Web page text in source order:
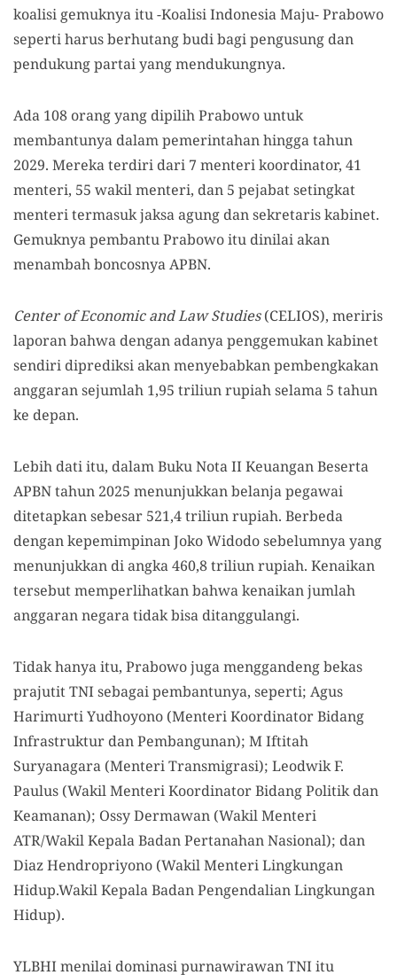
koalisi gemuknya itu -Koalisi Indonesia Maju- Prabowo
seperti harus berhutang budi bagi pengusung dan
pendukung partai yang mendukungnya.
Ada 108 orang yang dipilih Prabowo untuk
membantunya dalam pemerintahan hingga tahun
2029. Mereka terdiri dari 7 menteri koordinator, 41
menteri, 55 wakil menteri, dan 5 pejabat setingkat
menteri termasuk jaksa agung dan sekretaris kabinet.
Gemuknya pembantu Prabowo itu dinilai akan
menambah boncosnya APBN.
Center of Economic and Law Studies(CELIOS), meriris
laporan bahwa dengan adanya penggemukan kabinet
sendiri diprediksi akan menyebabkan pembengkakan
anggaran sejumlah 1,95 triliun rupiah selama 5 tahun
ke depan.
Lebih dati itu, dalam Buku Nota II Keuangan Beserta
APBN tahun 2025 menunjukkan belanja pegawai
ditetapkan sebesar 521,4 triliun rupiah. Berbeda
dengan kepemimpinan Joko Widodo sebelumnya yang
menunjukkan di angka 460,8 triliun rupiah. Kenaikan
tersebut memperlihatkan bahwa kenaikan jumlah
anggaran negara tidak bisa ditanggulangi.
Tidak hanya itu, Prabowo juga menggandeng bekas
prajutit TNI sebagai pembantunya, seperti; Agus
Harimurti Yudhoyono (Menteri Koordinator Bidang
Infrastruktur dan Pembangunan); M Iftitah
Suryanagara (Menteri Transmigrasi); Leodwik F.
Paulus (Wakil Menteri Koordinator Bidang Politik dan
Keamanan); Ossy Dermawan (Wakil Menteri
ATR/Wakil Kepala Badan Pertanahan Nasional); dan
Diaz Hendropriyono (Wakil Menteri Lingkungan
Hidup.Wakil Kepala Badan Pengendalian Lingkungan
Hidup).
YLBHI menilai dominasi purnawirawan TNI itu